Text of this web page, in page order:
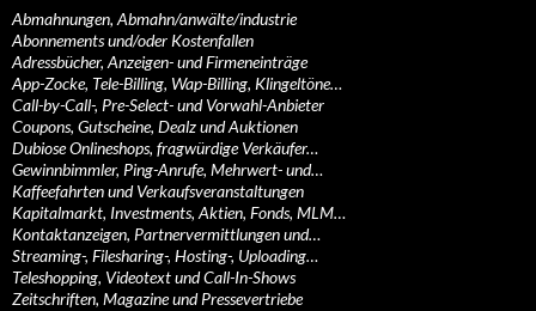
Abmahnungen, Abmahn/anwälte/industrie
Abonnements und/oder Kostenfallen
Adressbücher, Anzeigen- und Firmeneinträge
App-Zocke, Tele-Billing, Wap-Billing, Klingeltöne…
Call-by-Call-, Pre-Select- und Vorwahl-Anbieter
Coupons, Gutscheine, Dealz und Auktionen
Dubiose Onlineshops, fragwürdige Verkäufer…
Gewinnbimmler, Ping-Anrufe, Mehrwert- und…
Kaffeefahrten und Verkaufsveranstaltungen
Kapitalmarkt, Investments, Aktien, Fonds, MLM…
Kontaktanzeigen, Partnervermittlungen und…
Streaming-, Filesharing-, Hosting-, Uploading…
Teleshopping, Videotext und Call-In-Shows
Zeitschriften, Magazine und Pressevertriebe